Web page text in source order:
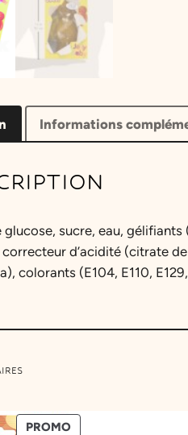
Informations
glucose, sucre, eau,
d’acidité (citrate
colorants (E104, E110,
PROMOPRODUIT